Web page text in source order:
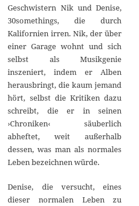
Geschwistern Nik und Denise,
30somethings, die durch
Kalifornien irren. Nik, der über
einer Garage wohnt und sich
selbst als Musikgenie
inszeniert, indem er Alben
herausbringt, die kaum jemand
hört, selbst die Kritiken dazu
schreibt, die er in seinen
›Chroniken‹ säuberlich
abheftet, weit außerhalb
dessen, was man als normales
Leben bezeichnen würde.
Denise, die versucht, eines
dieser normalen Leben zu